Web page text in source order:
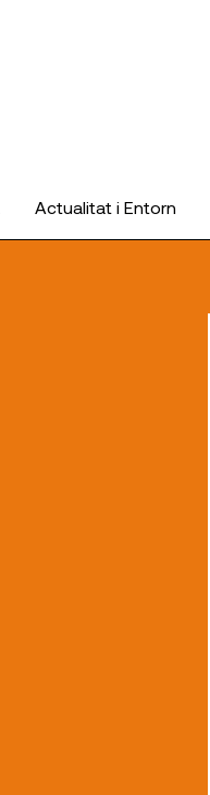
Actualitat i Entorn